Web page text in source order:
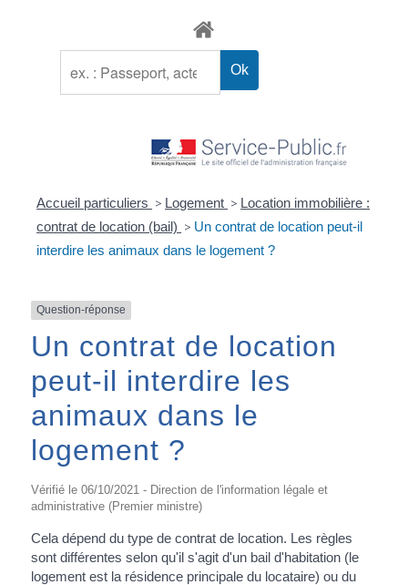
Accueil particuliers > Logement > Location immobilière :
contrat de location (bail) > Un contrat de location peut-il
interdire les animaux dans le logement ?
Question-réponse
Un contrat de location
peut-il interdire les
animaux dans le
logement ?
Vérifié le 06/10/2021 - Direction de l'information légale et
administrative (Premier ministre)
Cela dépend du type de contrat de location. Les règles
sont différentes selon qu'il s'agit d'un bail d'habitation (le
logement est la résidence principale du locataire) ou du